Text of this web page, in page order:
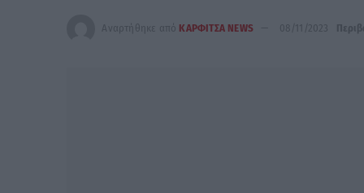
Αναρτήθηκε από ΚΑΡΦΙΤΣΑ NEWS 08/11/2023